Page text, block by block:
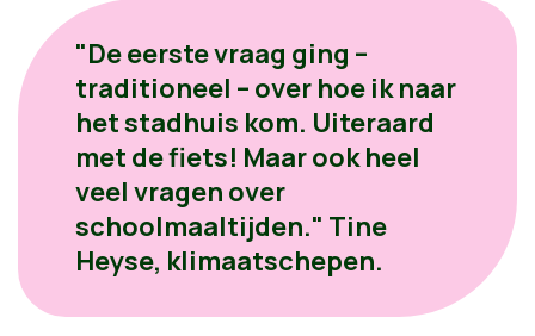
"De eerste vraag ging –
traditioneel – over hoe ik naar
het stadhuis kom. Uiteraard
met de fiets! Maar ook heel
veel vragen over
schoolmaaltijden." Tine
Heyse, klimaatschepen.